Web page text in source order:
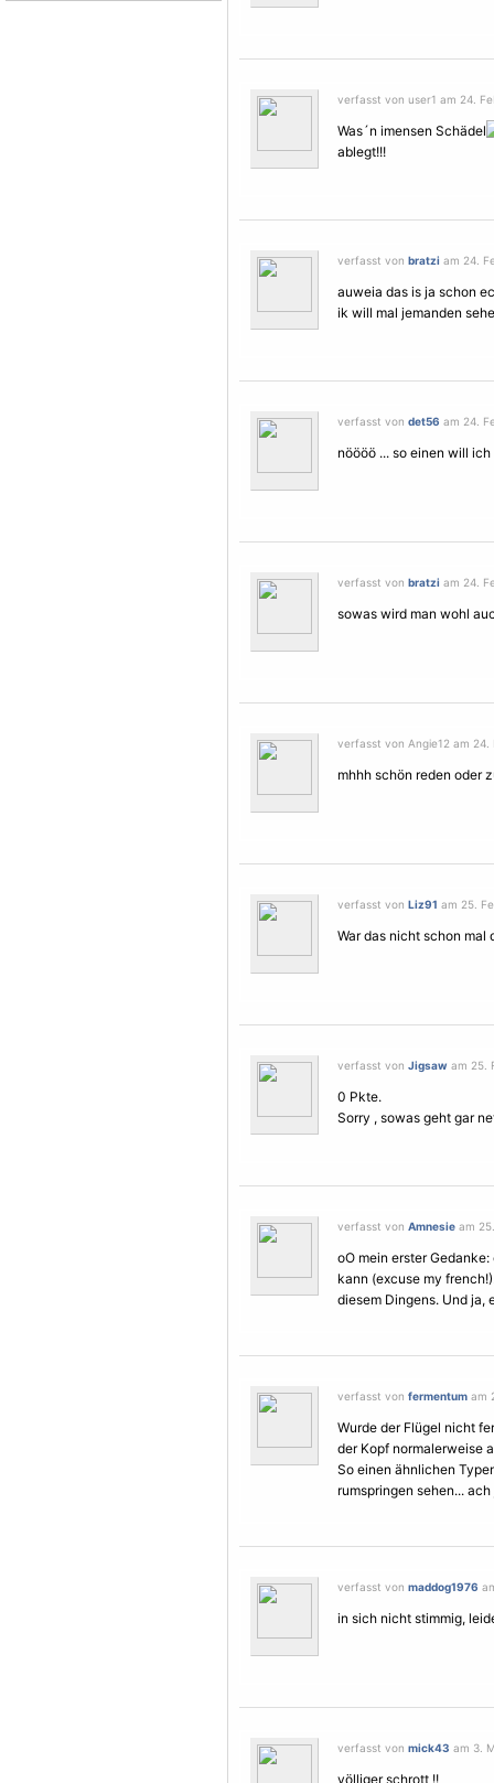
verfasst von user1 am 24.
Was´n imensen Schädel
ablegt!!!
verfasst von bratzi am 24.
auweia das is ja schon
ik will mal jemanden
verfasst von det56 am 24.
nöööö ... so einen will
verfasst von bratzi am 24.
sowas wird man wohl
verfasst von Angie12 am 24.
mhhh schön reden oder
verfasst von Liz91 am 25.
War das nicht schon mal
verfasst von Jigsaw am 25.
0 Pkte.
Sorry , sowas geht gar
verfasst von Amnesie am
oO mein erster
kann (excuse my
diesem Dingens. Und ja,
verfasst von fermentum am
Wurde der Flügel nicht
der Kopf normalerweise
So einen ähnlichen
rumspringen sehen...
verfasst von maddog1976
in sich nicht stimmig,
verfasst von mick43 am 3.
völliger schrott !!